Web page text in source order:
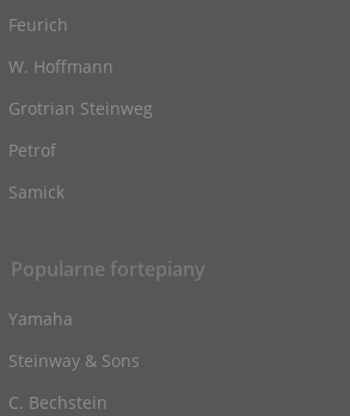
Feurich
W. Hoffmann
Grotrian Steinweg
Petrof
Samick
Popularne fortepiany
Yamaha
Steinway & Sons
C. Bechstein